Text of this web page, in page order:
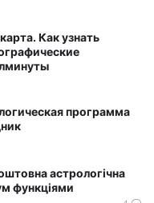
Как узнать
программа
астрологічна
функціями